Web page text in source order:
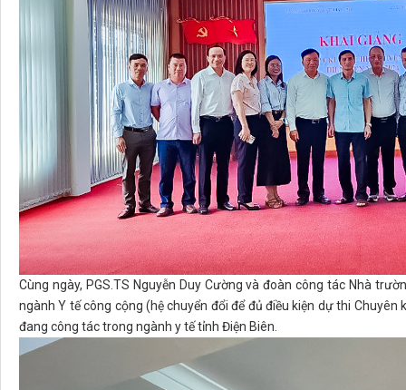
Cùng ngày, PGS.TS Nguyễn Duy Cường và đoàn công tác Nhà
ngành Y tế công cộng (hệ chuyển đổi để đủ điều kiện dự thi
đang công tác trong ngành y tế tỉnh Điện Biên.